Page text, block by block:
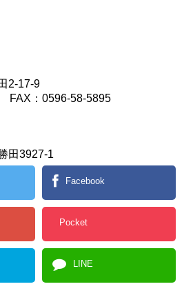
2-17-9
FAX：0596-58-5895
田3927-1
Facebook
Pocket
LINE